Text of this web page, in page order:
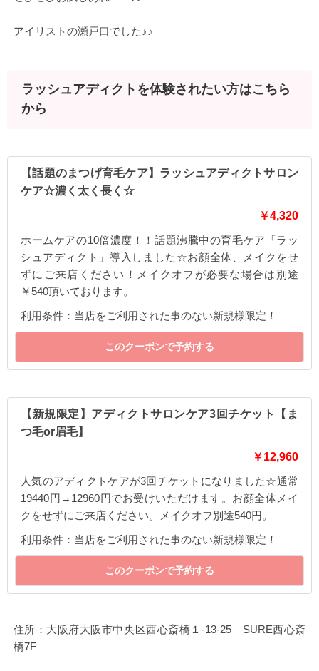
アイリストの瀬戸口でした♪♪
ラッシュアディクトを体験されたい方はこちら
から
【話題のまつげ育毛ケア】ラッシュアディクトサロン
ケア☆濃く太く長く☆
￥4,320
ホームケアの10倍濃度！！話題沸騰中の育毛ケア「ラッ
シュアディクト」導入しました☆お顔全体、メイクをせ
ずにご来店ください！メイクオフが必要な場合は別途
￥540頂いております。
利用条件：当店をご利用された事のない新規様限定！
このクーポンで予約する
【新規限定】アディクトサロンケア3回チケット【ま
つ毛or眉毛】
￥12,960
人気のアディクトケアが3回チケットになりました☆通常
19440円→12960円でお受けいただけます。お顔全体メイ
クをせずにご来店ください。メイクオフ別途540円。
利用条件：当店をご利用された事のない新規様限定！
このクーポンで予約する
住所：大阪府大阪市中央区西心斎橋１-13-25 SURE西心斎
橋7F